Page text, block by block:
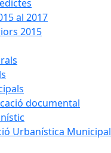
al 2017
2015
documental
Urbanística Municipal